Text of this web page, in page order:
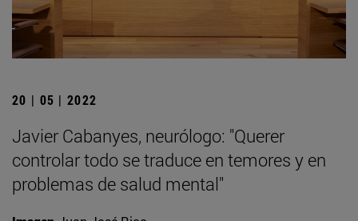
20 | 05 | 2022
Javier Cabanyes, neurólogo: "Querer
controlar todo se traduce en temores y en
problemas de salud mental"